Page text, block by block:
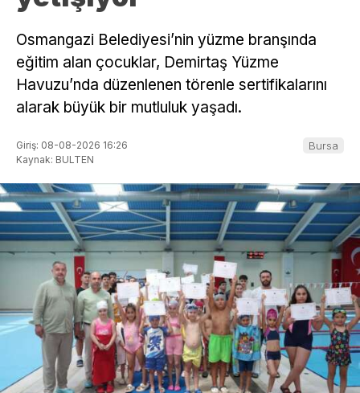
Osmangazi Belediyesi’nin yüzme branşında
eğitim alan çocuklar, Demirtaş Yüzme
Havuzu’nda düzenlenen törenle sertifikalarını
alarak büyük bir mutluluk yaşadı.
Giriş: 08-08-2026 16:26
Kaynak: BULTEN
Bursa